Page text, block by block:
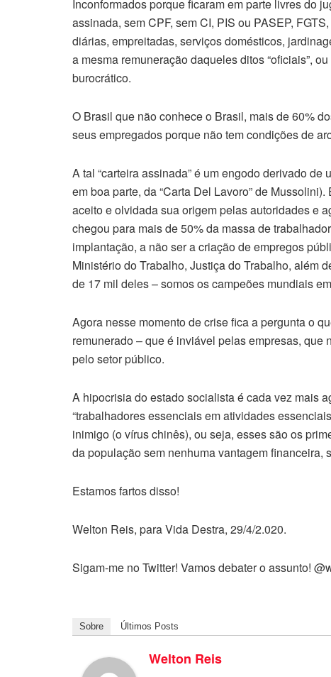
Inconformados porque ficaram em parte livres do
assinada, sem CPF, sem CI, PIS ou PASEP,
diárias, empreitadas, serviços domésticos,
a mesma remuneração daqueles ditos “oficiais”,
burocrático.
O Brasil que não conhece o Brasil, mais de 60%
seus empregados porque não tem condições de
A tal “carteira assinada” é um engodo derivado
em boa parte, da “Carta Del Lavoro” de
aceito e olvidada sua origem pelas autoridades e
chegou para mais de 50% da massa de
implantação, a não ser a criação de empregos
Ministério do Trabalho, Justiça do Trabalho, além
de 17 mil deles – somos os campeões mundiais
Agora nesse momento de crise fica a pergunta o
remunerado – que é inviável pelas empresas, que
pelo setor público.
A hipocrisia do estado socialista é cada vez mais
“trabalhadores essenciais em atividades
inimigo (o vírus chinês), ou seja, esses são os
da população sem nenhuma vantagem financeira,
Estamos fartos disso!
Welton Reis, para Vida Destra, 29/4/2.020.
Sigam-me no Twitter! Vamos debater o assunto!
Sobre Últimos Posts
Welton Reis